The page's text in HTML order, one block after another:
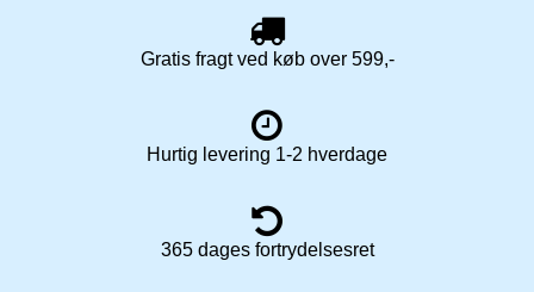
Gratis fragt ved køb over 599,-
Hurtig levering 1-2 hverdage
365 dages fortrydelsesret